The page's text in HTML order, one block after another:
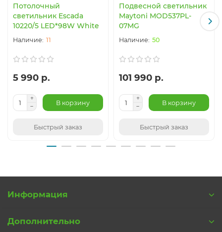
Потолочный
светильник Escada
10220/5 LED*98W White
11
5 990 р.
В корзину
Быстрый заказ
Подвесной светильник
Maytoni MOD537PL-
07MG
50
101 990 р.
В корзину
Быстрый заказ
Информация
Дополнительно